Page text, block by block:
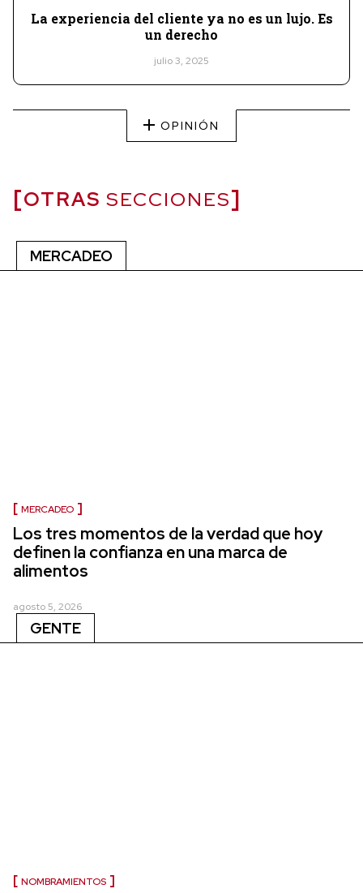
La experiencia del cliente ya no es un lujo. Es
un derecho
julio 3, 2025
OPINIÓN
OTRAS SECCIONES
MERCADEO
MERCADEO
Los tres momentos de la verdad que hoy
definen la confianza en una marca de
alimentos
agosto 5, 2026
GENTE
NOMBRAMIENTOS